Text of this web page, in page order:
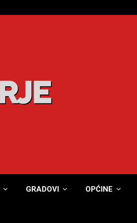
GRADOVI OPĆINE